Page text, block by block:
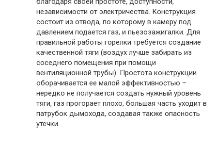
независимости от электричества. Конструкция
состоит из отвода, по которому в камеру под
давлением подается газ, и пьезозажигалки. Для
правильной работы горелки требуется создание
качественной тяги (воздух лучше забирать из
соседнего помещения при помощи
вентиляционной трубы). Простота конструкции
оборачивается ее малой эффективностью –
нередко не получается создать нужный уровень
тяги, газ прогорает плохо, большая часть уходит в
патрубок дымохода, создавая также опасность
утечки.